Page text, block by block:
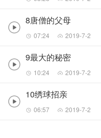
8唐僧的父母
07:24 2019-7-2
9最大的秘密
10:24 2019-7-2
10绣球招亲
06:57 2019-7-2